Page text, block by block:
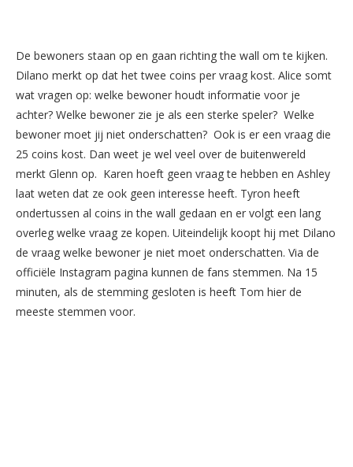
De bewoners staan op en gaan richting the wall om te kijken.
Dilano merkt op dat het twee coins per vraag kost. Alice somt
wat vragen op: welke bewoner houdt informatie voor je
achter? Welke bewoner zie je als een sterke speler? Welke
bewoner moet jij niet onderschatten? Ook is er een vraag die
25 coins kost. Dan weet je wel veel over de buitenwereld
merkt Glenn op. Karen hoeft geen vraag te hebben en Ashley
laat weten dat ze ook geen interesse heeft. Tyron heeft
ondertussen al coins in the wall gedaan en er volgt een lang
overleg welke vraag ze kopen. Uiteindelijk koopt hij met Dilano
de vraag welke bewoner je niet moet onderschatten. Via de
officiële Instagram pagina kunnen de fans stemmen. Na 15
minuten, als de stemming gesloten is heeft Tom hier de
meeste stemmen voor.